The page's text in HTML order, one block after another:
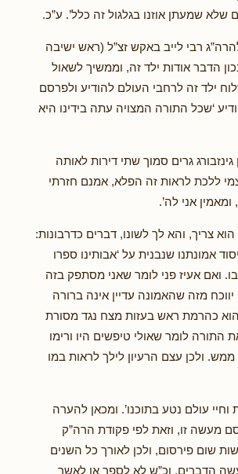
שמעתן אוזנו בגלגול זה כלל’. ע”כ.
רבי לייב באקש זצ”ל (ראש ישיבה
הדבר אודות ילד זה, וממשיך לשאול
ילד זה לרחבי העולם להודיע ולפרסם
‘שכל התורה המצויה עתה בידינו היא
גרים סמוך שתי דירות לאותה
ללכת לראות זה הפלא, אמנם חזרתי
אני לה’.
צריך, והא לך לשונו, דברים כדרבונות:
אמונתנו שנבנית על ‘אבותינו ספרו
ואם אעיז פני לומר שאני מסתפק בזה
מזה שהאמונה עדיין אינה ברורה
הוא כהרמת ראש בעזות מצח נגד מסורת
התורה לומר שאולי טיפשים היו ורימו
ולכן עצם הרעיון לילך לראות במו
עולם נטע בתוכנו’. ומכאן להערה
מעשה זו, וזאת לפי פקודת הרה”ק
שום פירסום, ולכן לאורך כל השנים
הדברים, וכ”ש לא לספר או לאשר